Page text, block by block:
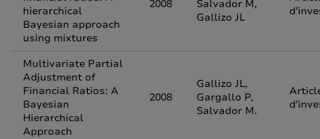
hierarchical
Bayesian approach
using mixtures
2008
Salvador M,
Gallizo JL
Multivariate Partial
Adjustment of
Financial Ratios: A
Bayesian
Hierarchical
Approach
2008
Gallizo JL,
Gargallo P,
Salvador M.